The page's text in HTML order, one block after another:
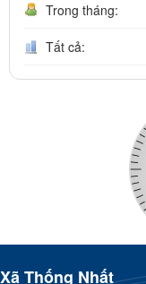
Trong tháng:
Tất cả:
Xã Thống Nhất